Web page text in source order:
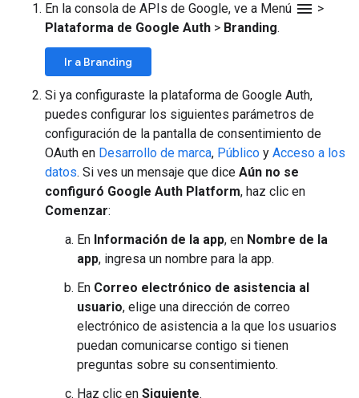
En la consola de APIs de Google, ve a Menú menu >
Plataforma de Google Auth > Branding.
Ir a Branding
Si ya configuraste la plataforma de Google Auth,
puedes configurar los siguientes parámetros de
configuración de la pantalla de consentimiento de
OAuth en Desarrollo de marca, Público y Acceso a los
datos. Si ves un mensaje que dice Aún no se
configuró Google Auth Platform, haz clic en
Comenzar:
En Información de la app, en Nombre de la
app, ingresa un nombre para la app.
En Correo electrónico de asistencia al
usuario, elige una dirección de correo
electrónico de asistencia a la que los usuarios
puedan comunicarse contigo si tienen
preguntas sobre su consentimiento.
Haz clic en Siguiente.